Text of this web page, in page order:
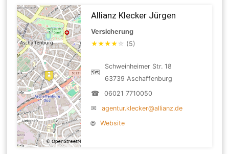
Allianz Klecker Jürgen
Versicherung
★★★★ ☆ (5)
🗺
Schweinheimer Str. 18
63739 Aschaffenburg
☎
06021 7710050
✉
agentur.klecker@allianz.de
🌐
Website